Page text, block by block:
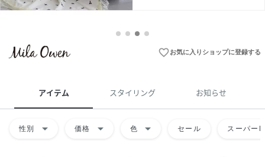
favorite_borderお気に入りショップに登録する
アイテム スタイリング お知らせ
性別 arrow_drop_down 価格 arrow_drop_down 色 arrow_drop_down セール スーパー